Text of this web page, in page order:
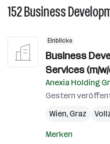
152Business
Einblicke
Business
Services (m/
Anexia Holding
Gestern
Wien, Graz
Merken